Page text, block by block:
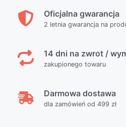
Oficjalna gwarancja
2 letnia gwarancja na
14 dni na zwrot /
zakupionego towaru
Darmowa dostawa
dla zamówień od 499 zł